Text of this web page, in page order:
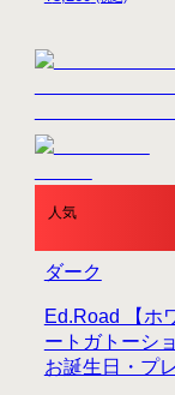
人気
Ed.Road 【ホ
ートガトーシ
お誕生日・プ
ダーク